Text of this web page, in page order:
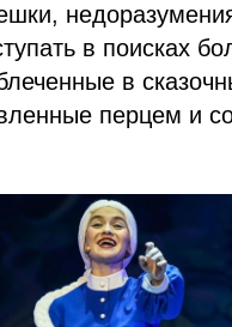
в поисках
в
перцем и